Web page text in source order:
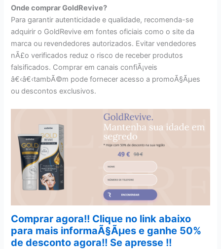
Onde comprar GoldRevive?
Para garantir autenticidade e qualidade, recomenda-se
adquirir o GoldRevive em fontes oficiais como o site da
marca ou revendedores autorizados. Evitar vendedores
nÃ£o verificados reduz o risco de receber produtos
falsificados. Comprar em canais confiÃ¡veis
â€‹â€‹tambÃ©m pode fornecer acesso a promoÃ§Ãµes
ou descontos exclusivos.
Comprar agora!! Clique no link abaixo
para mais informaÃ§Ãµes e ganhe 50%
de desconto agora!! Se apresse !!